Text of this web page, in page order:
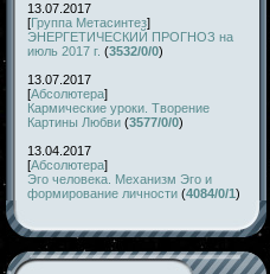
13.07.2017
[Группа Метасинтез]
ЭНЕРГЕТИЧЕСКИЙ ПРОГНОЗ на
июль 2017 г. (3532/0/0)
13.07.2017
[Абсолютера]
Кармические уроки. Творение
Картины Любви (3577/0/0)
13.04.2017
[Абсолютера]
Эго человека. Механизм Эго и
формирование личности (4084/0/1)